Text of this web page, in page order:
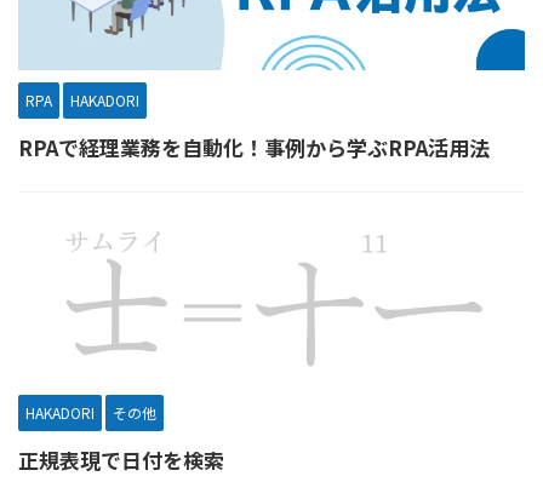
RPA HAKADORI
RPAで経理業務を自動化！事例から学ぶRPA活用法
HAKADORI その他
正規表現で日付を検索